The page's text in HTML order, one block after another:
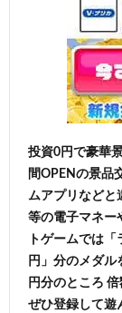
投資0円で豪華
間OPENの景品
ムアプリなどと
等の電子マネー
トゲームでは
円」分のメダル
円分のところ
ぜひ登録して遊